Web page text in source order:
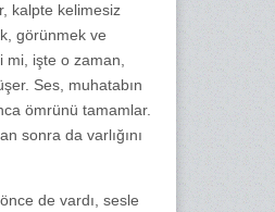
kalpte kelimesiz
görünmek ve
mi, işte o zaman,
Ses, muhatabın
ömrünü tamamlar.
sonra da varlığını
de vardı, sesle